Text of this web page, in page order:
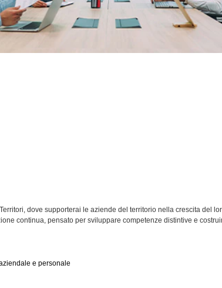
dove supporterai le aziende del territorio nella crescita del
continua, pensato per sviluppare competenze distintive e
e personale